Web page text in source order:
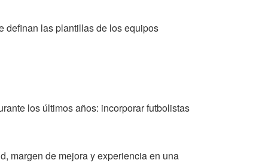
definan las plantillas de los equipos
los últimos años: incorporar futbolistas
margen de mejora y experiencia en una